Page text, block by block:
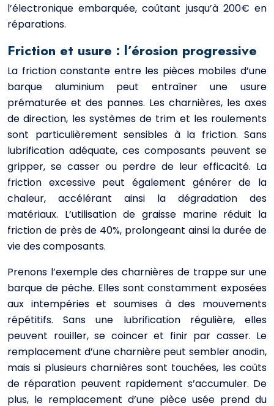
l’électronique embarquée, coûtant jusqu’à 200€ en
réparations.
Friction et usure : l’érosion progressive
La friction constante entre les pièces mobiles d’une
barque aluminium peut entraîner une usure
prématurée et des pannes. Les charnières, les axes
de direction, les systèmes de trim et les roulements
sont particulièrement sensibles à la friction. Sans
lubrification adéquate, ces composants peuvent se
gripper, se casser ou perdre de leur efficacité. La
friction excessive peut également générer de la
chaleur, accélérant ainsi la dégradation des
matériaux. L’utilisation de graisse marine réduit la
friction de près de 40%, prolongeant ainsi la durée de
vie des composants.
Prenons l’exemple des charnières de trappe sur une
barque de pêche. Elles sont constamment exposées
aux intempéries et soumises à des mouvements
répétitifs. Sans une lubrification régulière, elles
peuvent rouiller, se coincer et finir par casser. Le
remplacement d’une charnière peut sembler anodin,
mais si plusieurs charnières sont touchées, les coûts
de réparation peuvent rapidement s’accumuler. De
plus, le remplacement d’une pièce usée prend du